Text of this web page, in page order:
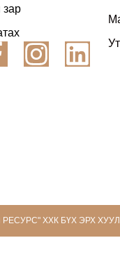
ХХК БҮХ ЭРХ